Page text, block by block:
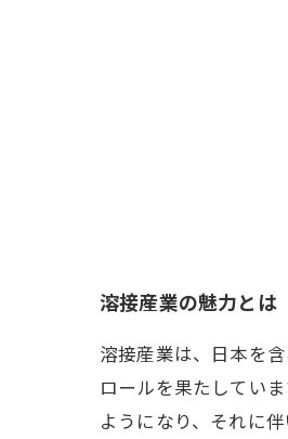
溶接産業の魅力とは
溶接産業は、日本を
ロールを果たしてい
ようになり、それに